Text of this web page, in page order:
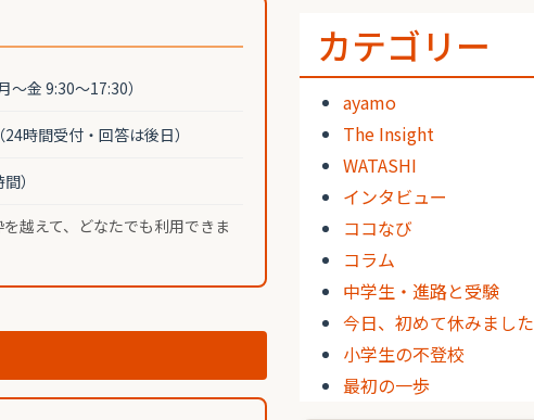
月〜金 9:30〜17:30）
時間受付・回答は後日）
）
越えて、どなたでも利用できま
カテゴリー
ayamo
The Insight
WATASHI
インタビュー
ココなび
コラム
中学生・進路と受験
今日、初めて休みました
小学生の不登校
最初の一歩